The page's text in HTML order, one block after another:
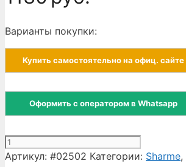
Варианты покупки:
Купить самостоятельно на офиц. сайте
Оформить с оператором в Whatsapp
Количество
товара
Артикул: #02502 Категории: Sharme,